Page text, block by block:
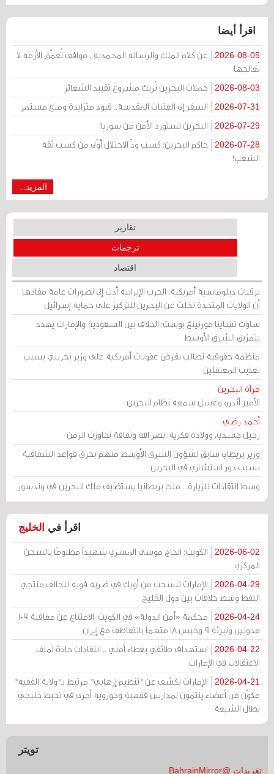
اقرأ أيضا
2026-08-05
عن كلام الملك والرسالة المحمدية.. مواقف تُعمّق الأزمة لا
تُعالجها
2026-08-03 حملات البحرين تُربك مشروع تقييد الشعائر
2026-07-31 السفر إلى العتبات المقدسة.. قيود متزايدة ومنع مستمر
2026-07-29 البحرين تستورد الأمن من سوريا!
2026-07-28
حاكم البحرين: كسب ودّ الاحتلال أوْلى من كسب ثقة
الشعب!
المزيد...
تقارير
ترجمات
اقتصاد
برقيات دبلوماسية أمريكية: الحرب الإيرانية أدت إلى تصورات عامة مفادها
أن الولايات المتحدة تخلت عن البحرين للتركيز على حماية إسرائيل
ساوث تشاينا مورنينغ بوست: الخلاف بين السعودية والإمارات يهدد
بتمزيق الشرق الأوسط
منظمة حقوقية تطالب بفرض عقوبات أمريكية على وزير بحريني بسبب
تعذيب المعتقلين
مرآة البحرين
الأمير أندرو وغسل سمعة نظام البحرين
أحمد رضي
رحيل جسدي، وولادة فكرية: نصر الله وثقافة تجاوزت الزمن
وزير بريطاني سابق لشؤون الشرق الأوسط متهم بخرق قواعد الشفافية
بسبب دور استشاري في البحرين
وسط انتقادات للزيارة .. ملك بريطانيا يستضيف ملك البحرين في وندسور
اقرأ في الخليج
2026-06-02
الكويت: الحاج موسى المسري شهيداً مظلومًا بالسجن
المركزي
2026-04-29
الإمارات تنسحب من أوبك في ضربة قوية لتحالف منتجي
النفط وسط خلافات بين دول الخليج
2026-04-24
محكمة «أمن الدولة» في الكويت: الامتناع عن معاقبة 109
مدونين وتبرئة 9 وحبس 18 متهماً بالتعاطف مع إيران
2026-04-22
استهداف طائفي بغطاء أمني .. انتقادات حادة لملف
الاعتقالات في الإمارات
2026-04-21
الإمارات تكشف عن "تنظيم إرهابي" مرتبط بـ"ولاية الفقيه"
مكوّن من أعضاء ينتمون لمدارس فقهية وحوزوية أخرى في تخبط خليجي
يطال الشيعة
تويتر
تغريدات @BahrainMirror